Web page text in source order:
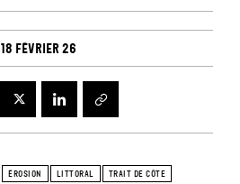
18 février 26
ÉROSION LITTORAL TRAIT DE CÔTE